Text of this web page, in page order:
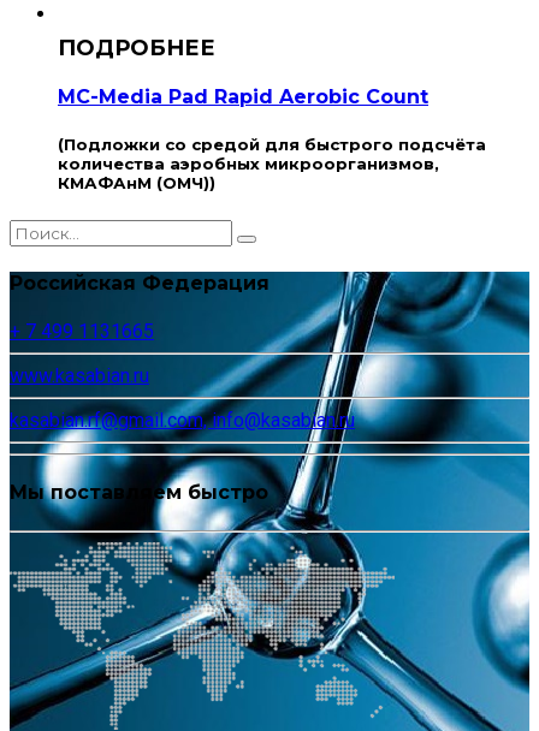
MC-Media Pad Rapid Aerobic Count
(Подложки со средой для быстрого подсчёта
количества аэробных микроорганизмов,
КМАФАнМ (ОМЧ))
Российская Федерация
+ 7 499 1131665
www.kasabian.ru
kasabian.rf@gmail.com, info@kasabian.ru
Мы поставляем быстро